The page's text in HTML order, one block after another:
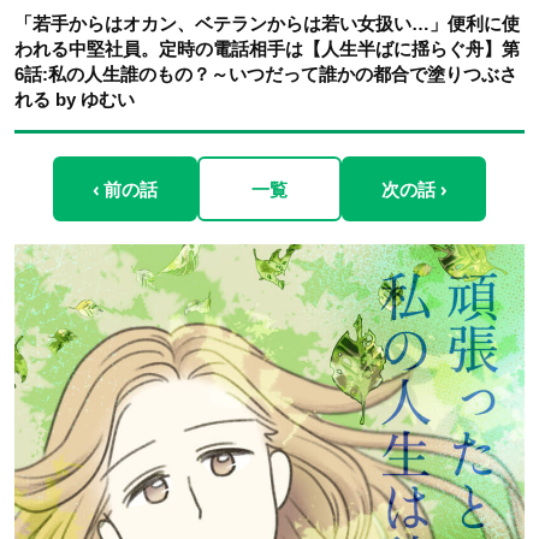
「若手からはオカン、ベテランからは若い女扱い…」便利に使
われる中堅社員。定時の電話相手は【人生半ばに揺らぐ舟】第
6話:私の人生誰のもの？～いつだって誰かの都合で塗りつぶさ
れる by ゆむい
‹ 前の話 一覧 次の話 ›